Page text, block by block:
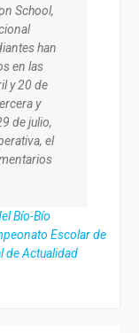
School,
han
en las
y 20 de
y
de julio,
el
Bío-Bío
Escolar de
de Actualidad